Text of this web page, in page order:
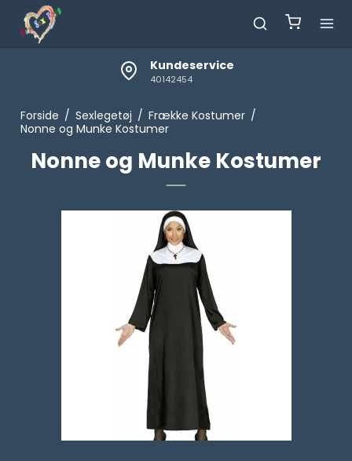
Kundeservice
40142454
Forside / Sexlegetøj / Frække Kostumer /
Nonne og Munke Kostumer
Nonne og Munke Kostumer